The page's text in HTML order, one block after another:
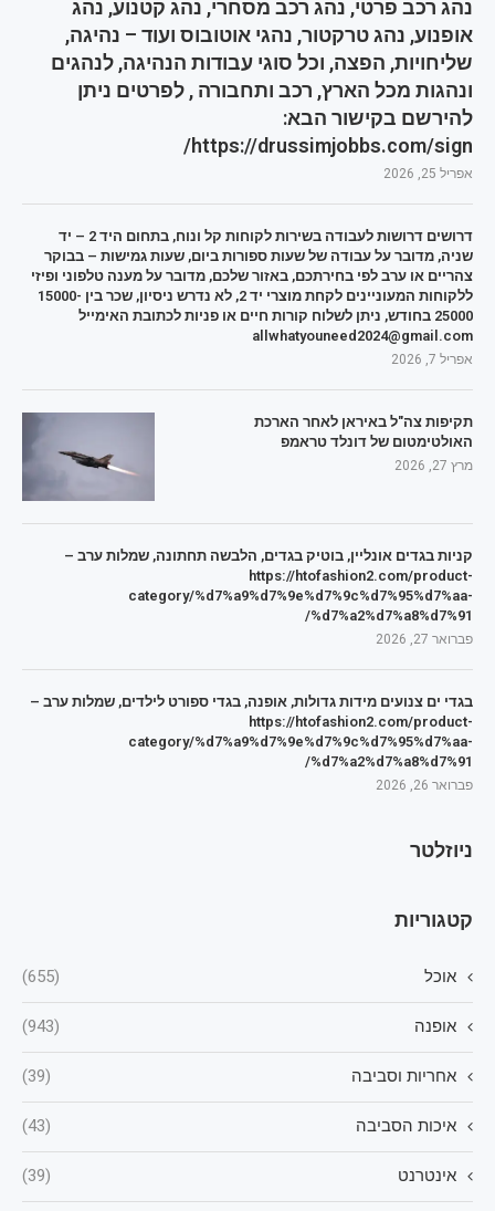
נהג רכב פרטי, נהג רכב מסחרי, נהג קטנוע, נהג
אופנוע, נהג טרקטור, נהגי אוטובוס ועוד – נהיגה,
שליחויות, הפצה, וכל סוגי עבודות הנהיגה, לנהגים
ונהגות מכל הארץ, רכב ותחבורה , לפרטים ניתן
להירשם בקישור הבא:
https://drussimjobbs.com/sign/
אפריל 25, 2026
דרושים דרושות לעבודה בשירות לקוחות קל ונוח, בתחום היד 2 – יד
שניה, מדובר על עבודה של שעות ספורות ביום, שעות גמישות – בבוקר
צהריים או ערב לפי בחירתכם, באזור שלכם, מדובר על מענה טלפוני ופיזי
ללקוחות המעוניינים לקחת מוצרי יד 2, לא נדרש ניסיון, שכר בין 15000-
25000 בחודש, ניתן לשלוח קורות חיים או פניות לכתובת האימייל
allwhatyouneed2024@gmail.com
אפריל 7, 2026
תקיפות צה"ל באיראן לאחר הארכת
האולטימטום של דונלד טראמפ
מרץ 27, 2026
קניות בגדים אונליין, בוטיק בגדים, הלבשה תחתונה, שמלות ערב –
https://htofashion2.com/product-
category/%d7%a9%d7%9e%d7%9c%d7%95%d7%aa-
%d7%a2%d7%a8%d7%91/
פברואר 27, 2026
בגדי ים צנועים מידות גדולות, אופנה, בגדי ספורט לילדים, שמלות ערב –
https://htofashion2.com/product-
category/%d7%a9%d7%9e%d7%9c%d7%95%d7%aa-
%d7%a2%d7%a8%d7%91/
פברואר 26, 2026
ניוזלטר
קטגוריות
אוכל (655)
אופנה (943)
אחריות וסביבה (39)
איכות הסביבה (43)
אינטרנט (39)